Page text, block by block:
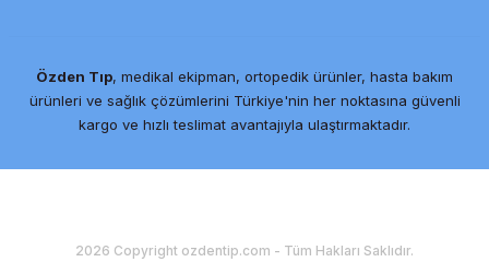
Özden Tıp, medikal ekipman, ortopedik ürünler, hasta bakım
ürünleri ve sağlık çözümlerini Türkiye'nin her noktasına güvenli
kargo ve hızlı teslimat avantajıyla ulaştırmaktadır.
2026 Copyright ozdentip.com - Tüm Hakları Saklıdır.